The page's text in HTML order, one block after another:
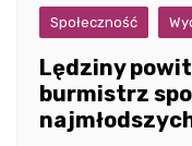
Społeczność
Lędziny
burmistrz